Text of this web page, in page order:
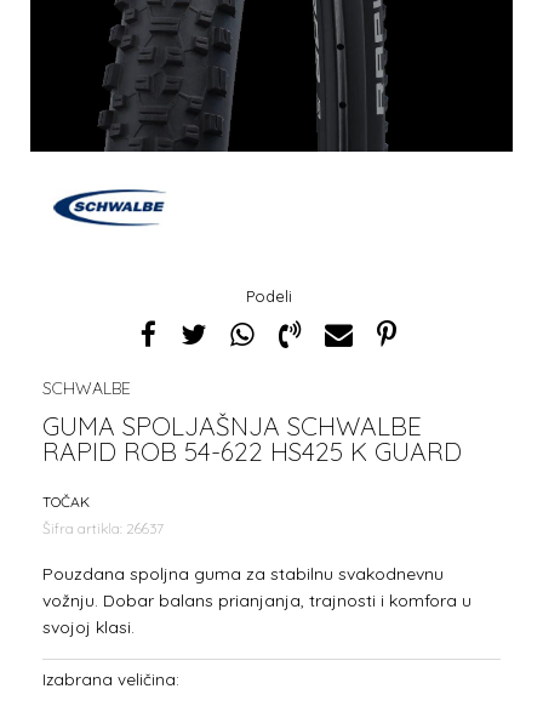
Podeli
SCHWALBE
GUMA SPOLJAŠNJA SCHWALBE
RAPID ROB 54-622 HS425 K GUARD
TOČAK
Šifra artikla: 26637
Pouzdana spoljna guma za stabilnu svakodnevnu
vožnju. Dobar balans prianjanja, trajnosti i komfora u
svojoj klasi.
Izabrana veličina: